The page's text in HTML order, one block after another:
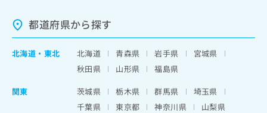
都道府県から探す
北海道 ・ 東北 北海道 青森県 岩手県
宮城県
秋田県
山形県
福島県
関東
茨城県 栃木県 群馬県
埼玉県
千葉県
東京都 神奈川県
山梨県